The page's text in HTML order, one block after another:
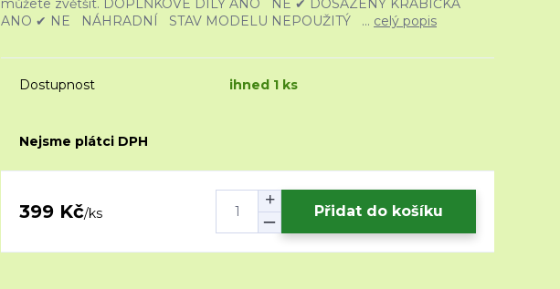
můžete zvětšit. DOPLŃKOVÉ DÍLY ANO NE ✔ DOSAZENY KRABIČKA
ANO ✔ NE NÁHRADNÍ STAV MODELU NEPOUŽITÝ ... celý popis
Dostupnost ihned 1 ks
Nejsme plátci DPH
399 Kč/ks Přidat do košíku